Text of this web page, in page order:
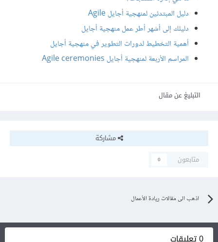
دليل المبتدئين لمنهجية أجايل Agile
دليلك إلى أشهر أطر عمل منهجية أجايل
أهمية التخطيط لدورات التطوير في منهجية أجايل
المراسم الأربعة لمنهجية أجايل Agile ceremonies
التبليغ عن مقال
مشاركة
متابعون
0
اذهب الى مقالات ريادة الأعمال
0 تعليقات